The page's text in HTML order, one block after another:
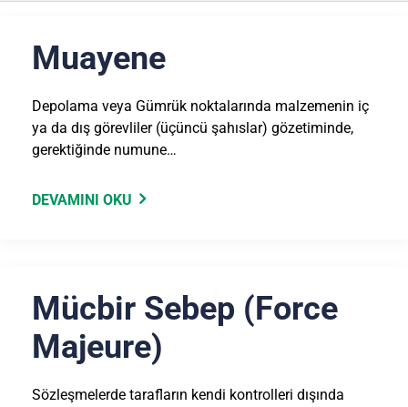
Muayene
Depolama veya Gümrük noktalarında malzemenin iç
ya da dış görevliler (üçüncü şahıslar) gözetiminde,
gerektiğinde numune…
DEVAMINI OKU
Mücbir Sebep (Force
Majeure)
Sözleşmelerde tarafların kendi kontrolleri dışında